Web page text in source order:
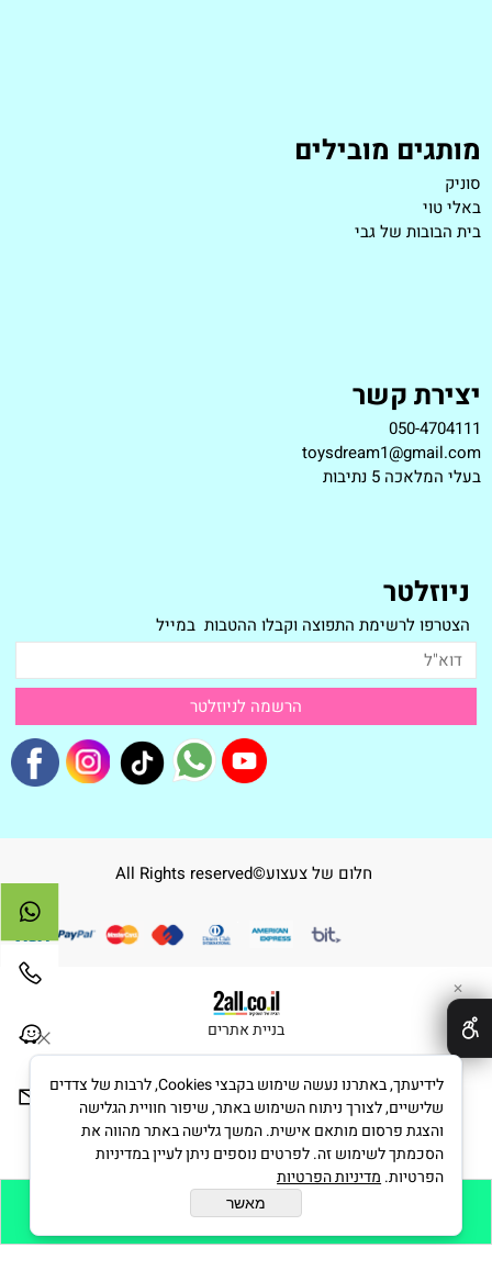
הוסף לסל
מותגים מובילים
סוניק
באלי טוי
בית הבובות של גבי
יצירת קשר
050-4704111
toysdream1@gmail.com
בעלי המלאכה 5 נתיבות
ניוזלטר
הצטרפו לרשימת התפוצה וקבלו ההטבות במייל
חלום של צעצוע©All Rights reserved
בניית אתרים
✕
לידיעתך, באתרנו נעשה שימוש בקבצי Cookies, לרבות של צדדים
שלישיים, לצורך ניתוח השימוש באתר, שיפור חוויית הגלישה
והצגת פרסום מותאם אישית. המשך גלישה באתר מהווה את
הסכמתך לשימוש זה. לפרטים נוספים ניתן לעיין במדיניות
הפרטיות. מדיניות הפרטיות
מאשר